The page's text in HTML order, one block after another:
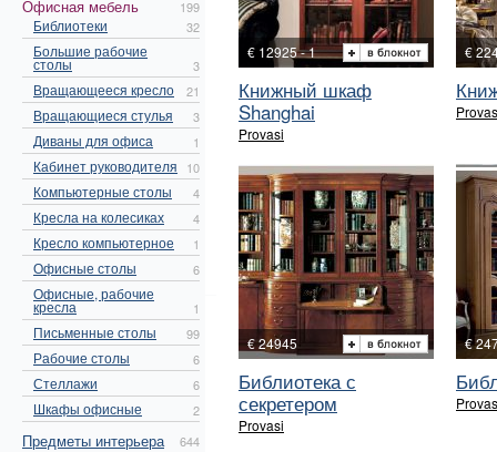
Офисная мебель 199
Библиотеки 32
Большие рабочие
столы 3
Вращающееся кресло 21
Вращающиеся стулья 3
Диваны для офиса 1
Кабинет руководителя 10
Компьютерные столы 4
Кресла на колесиках 4
Кресло компьютерное 1
Офисные столы 6
Офисные, рабочие
кресла 1
Письменные столы 99
Рабочие столы 6
Стеллажи 6
Шкафы офисные 2
Предметы интерьера 644
€ 12925 - 1
Книжный шкаф
Shanghai
Provasi
€
€ 24945
Библиотека с
секретером
Provasi
€